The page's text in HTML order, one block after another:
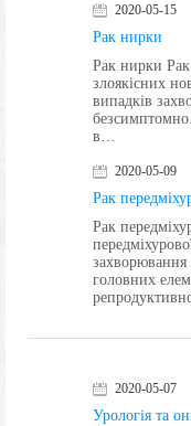
2020-05-15
Рак нирки
Рак нирки
злоякісних
випадків
в…
2020-05-09
Рак
Рак
захворювання
головних
2020-05-07
Урологія та